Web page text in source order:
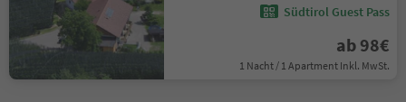
Südtirol Guest Pass
ab 98€
1 Nacht / 1 Apartment Inkl. MwSt.